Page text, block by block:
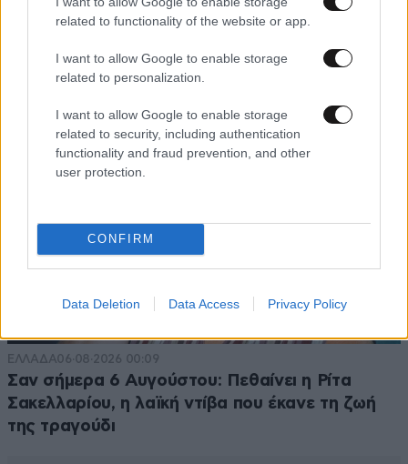
related to functionality of the website or app.
I want to allow Google to enable storage
related to personalization.
I want to allow Google to enable storage
related to security, including authentication
functionality and fraud prevention, and other
user protection.
CONFIRM
Data Deletion Data Access Privacy Policy
TRENDING
ΕΛΛΑΔΑ06·08·2026 00:09
Σαν σήμερα 6 Αυγούστου: Πεθαίνει η Ρίτα
Σακελλαρίου, η λαϊκή ντίβα που έκανε τη ζωή
της τραγούδι